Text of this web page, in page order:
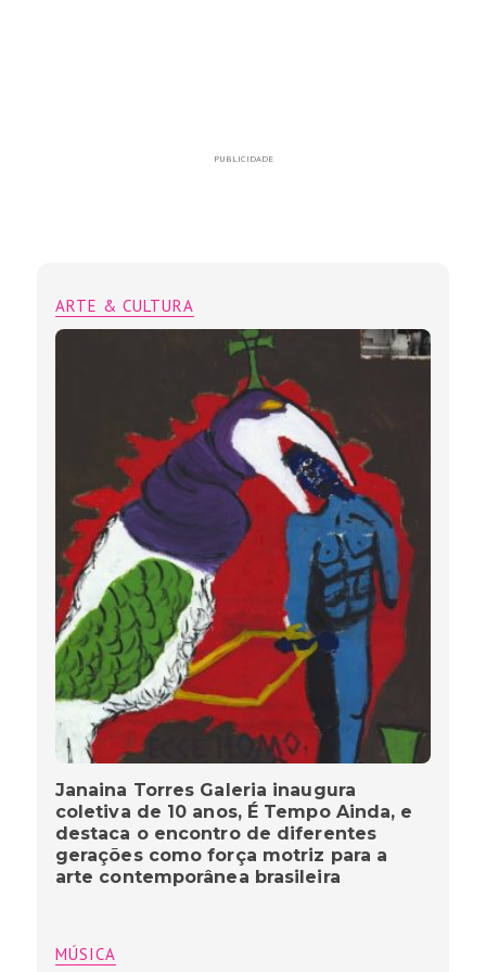
PUBLICIDADE
ARTE & CULTURA
Janaina Torres Galeria inaugura
coletiva de 10 anos, É Tempo Ainda, e
destaca o encontro de diferentes
gerações como força motriz para a
arte contemporânea brasileira
MÚSICA